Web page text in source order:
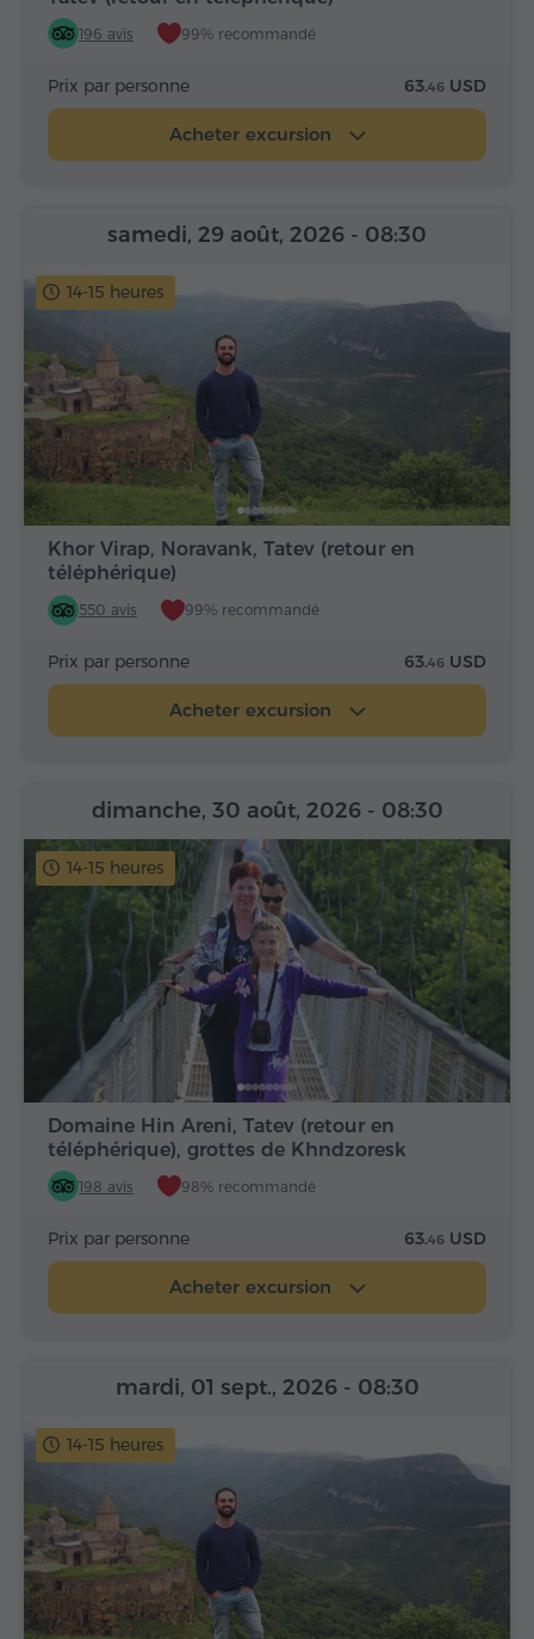
196 avis 99% recommandé
Prix par personne 63.46 USD
Acheter excursion
14-15 heures
Khor Virap, Noravank, Tatev (retour en
téléphérique)
550 avis 99% recommandé
samedi, 29 août, 2026 - 08:30
Prix par personne 63.46 USD
Acheter excursion
14-15 heures
Domaine Hin Areni, Tatev (retour en
téléphérique), grottes de Khndzoresk
198 avis 98% recommandé
dimanche, 30 août, 2026 - 08:30
Prix par personne 63.46 USD
Acheter excursion
14-15 heures
mardi, 01 sept., 2026 - 08:30